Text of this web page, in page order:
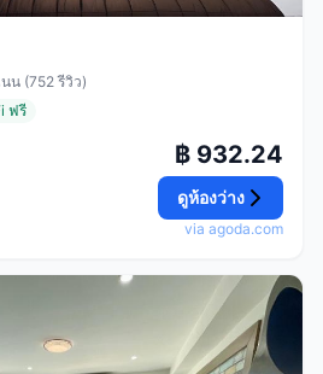
น (752 รีวิว)
ฟรี
฿ 932.24
ดูห้องว่าง
via agoda.com